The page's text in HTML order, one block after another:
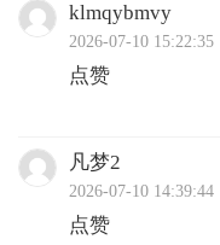
klmqybmvy
2026-07-10 15:22:35
点赞
凡梦2
2026-07-10 14:39:44
点赞